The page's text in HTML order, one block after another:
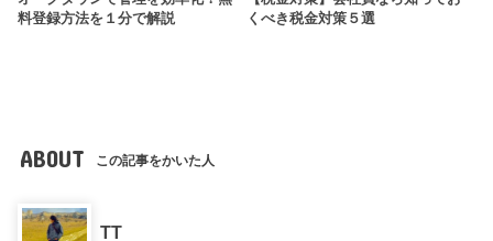
料登録方法を１分で解説
くべき税金対策５選
ABOUT この記事をかいた人
TT